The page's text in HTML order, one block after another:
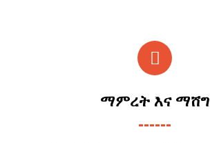
ማምረት እና ማሸግ